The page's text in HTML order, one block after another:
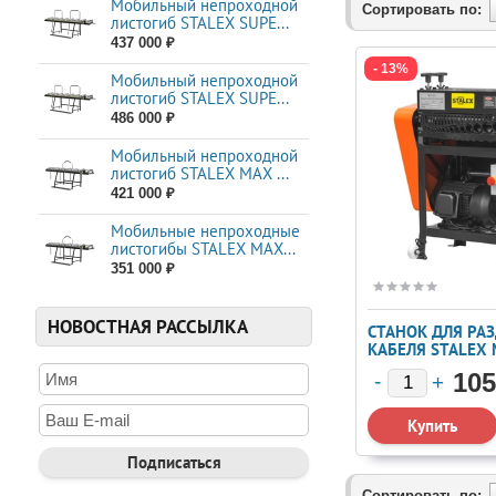
Мобильный непроходной
листогиб STALEX SUPE...
437 000 ₽
Мобильный непроходной
листогиб STALEX SUPE...
486 000 ₽
Мобильный непроходной
листогиб STALEX MAX ...
421 000 ₽
Мобильные непроходные
листогибы STALEX МАХ...
351 000 ₽
НОВОСТНАЯ РАССЫЛКА
Один из наших
станков Stalex. В
расходы на
Заключение
Stalex — это
бизнеса. Мы
консультации и
Если вы ищете
для успешного
Сортировать по:
- 13%
СТАНОК ДЛЯ
КАБЕЛЯ STALEX